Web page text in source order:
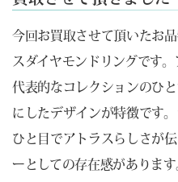
今回お買取させて頂いたお
スダイヤモンドリングです
代表的なコレクションのひ
にしたデザインが特徴です
ひと目でアトラスらしさが
ーとしての存在感があります